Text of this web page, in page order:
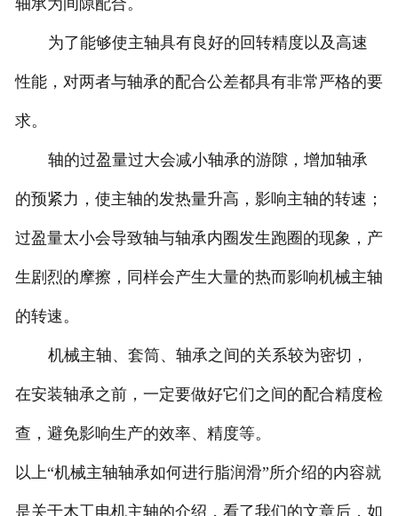
轴承为间隙配合。
为了能够使主轴具有良好的回转精度以及高速
性能，对两者与轴承的配合公差都具有非常严格的要
求。
轴的过盈量过大会减小轴承的游隙，增加轴承
的预紧力，使主轴的发热量升高，影响主轴的转速；
过盈量太小会导致轴与轴承内圈发生跑圈的现象，产
生剧烈的摩擦，同样会产生大量的热而影响机械主轴
的转速。
机械主轴、套筒、轴承之间的关系较为密切，
在安装轴承之前，一定要做好它们之间的配合精度检
查，避免影响生产的效率、精度等。
以上“机械主轴轴承如何进行脂润滑”所介绍的内容就
是关于木工电机主轴的介绍，看了我们的文章后，如